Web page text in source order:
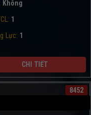
Không
1
Lực: 1
CHI TIẾT
8452